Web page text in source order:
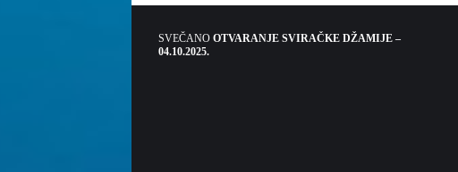
SVEČANO OTVARANJE SVIRAČKE DŽAMIJE –
04.10.2025.